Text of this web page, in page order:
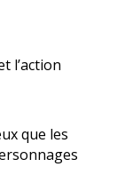
l’action
que les